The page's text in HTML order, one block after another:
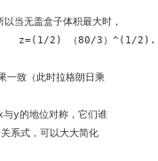
当无盖盒子体积最大时，
z=(1/2) （80/3）^(1/2).
一致（此时拉格朗日乘
y的地位对称，它们谁
系式，可以大大简化